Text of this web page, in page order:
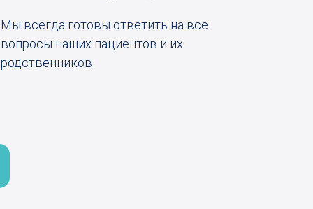
Мы всегда готовы ответить на все
вопросы наших пациентов и их
родственников